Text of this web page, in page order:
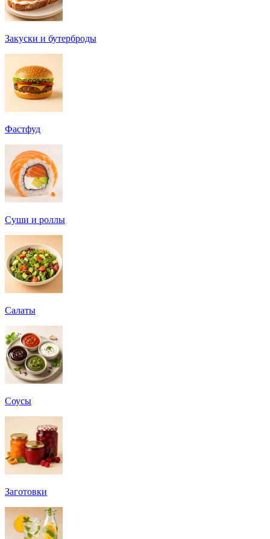
Закуски и бутерброды
Фастфуд
Суши и роллы
Салаты
Соусы
Заготовки